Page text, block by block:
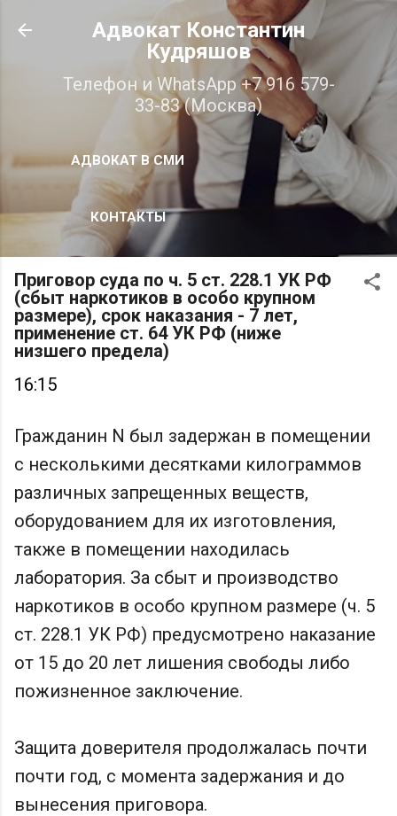
К основному контенту
Адвокат Константин
Кудряшов
Телефон и WhatsApp +7 916 579-
33-83 (Москва)
АДВОКАТ В СМИ
КОНТАКТЫ
Приговор суда по ч. 5 ст. 228.1 УК РФ
(сбыт наркотиков в особо крупном
размере), срок наказания - 7 лет,
применение ст. 64 УК РФ (ниже
низшего предела)
16:15
Гражданин N был задержан в помещении
с несколькими десятками килограммов
различных запрещенных веществ,
оборудованием для их изготовления,
также в помещении находилась
лаборатория. За сбыт и производство
наркотиков в особо крупном размере (ч. 5
ст. 228.1 УК РФ) предусмотрено наказание
от 15 до 20 лет лишения свободы либо
пожизненное заключение.
Защита доверителя продолжалась почти
почти год, с момента задержания и до
вынесения приговора.